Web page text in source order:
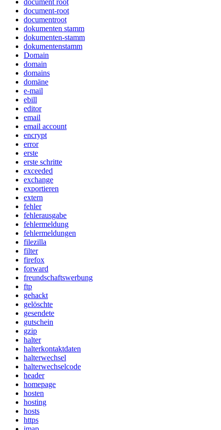
document root
document-root
documentroot
dokumenten stamm
dokumenten-stamm
dokumentenstamm
Domain
domain
domains
domäne
e-mail
ebill
editor
email
email account
encrypt
error
erste
erste schritte
exceeded
exchange
exportieren
extern
fehler
fehlerausgabe
fehlermeldung
fehlermeldungen
filezilla
filter
firefox
forward
freundschaftswerbung
ftp
gehackt
gelöschte
gesendete
gutschein
gzip
halter
halterkontaktdaten
halterwechsel
halterwechselcode
header
homepage
hosten
hosting
hosts
https